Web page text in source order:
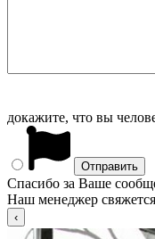
докажите, что вы
Спасибо за Ваше
Наш менеджер